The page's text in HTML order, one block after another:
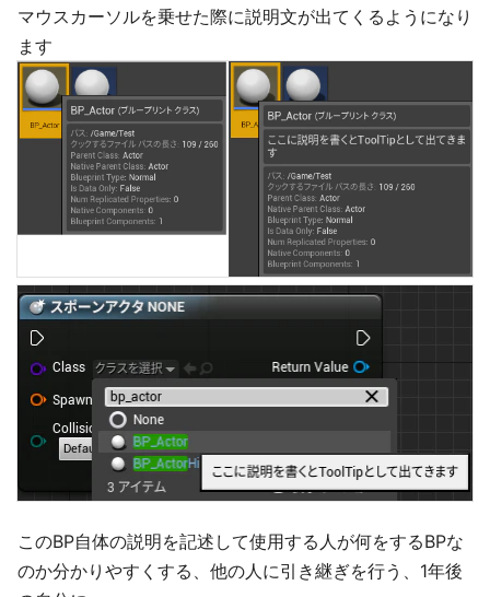
マウスカーソルを乗せた際に説明文が出てくるようになり
ます
このBP自体の説明を記述して使用する人が何をするBPな
のか分かりやすくする、他の人に引き継ぎを行う、1年後